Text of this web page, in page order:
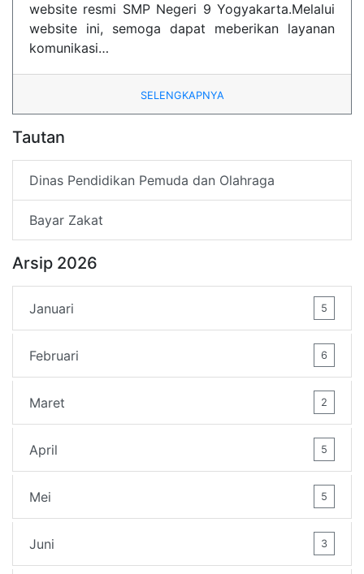
website resmi SMP Negeri 9 Yogyakarta.Melalui
website ini, semoga dapat meberikan layanan
komunikasi…
SELENGKAPNYA
Tautan
Dinas Pendidikan Pemuda dan Olahraga
Bayar Zakat
Arsip 2026
Januari 5
Februari 6
Maret 2
April 5
Mei 5
Juni 3